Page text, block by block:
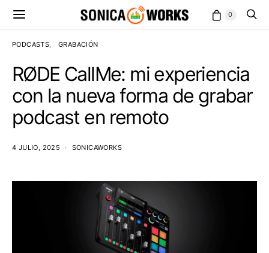
0
PODCASTS GRABACIÓN
RØDE CallMe: mi experiencia
con la nueva forma de grabar
podcast en remoto
4 JULIO, 2025 SONICAWORKS